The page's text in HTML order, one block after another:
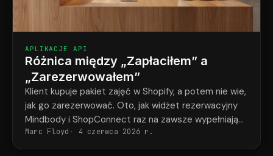
APLIKACJE API
Różnica między „Zapłaciłem” a
„Zarezerwowałem”
Klient kupuje pakiet zajęć w Shopify, a potem nie wie,
jak go zarezerwować. Oto, jak widżet rezerwacyjny
Mindbody i ShopConnect raz na zawsze wypełniają
tę lukę.
Marc Floyd 4 czerwca 2026 r.